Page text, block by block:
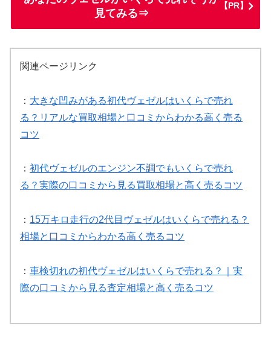
見てみる⇒
【PR】
関連ページリンク
： 大きな凹みがある初代ヴェゼルはいくらで売れ
る？リアルな買取相場と口コミからわかる高く売る
コツ
： 初代ヴェゼルのエンジン不調でもいくらで売れ
る？実際の口コミから見る買取相場と高く売るコツ
： 15万キロ走行の2代目ヴェゼルはいくらで売れる？
相場と口コミからわかる高く売るコツ
： 車検切れの初代ヴェゼルはいくらで売れる？｜実
際の口コミから見る査定相場と高く売るコツ